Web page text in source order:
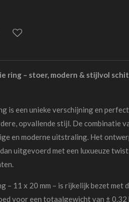
ring – stoer, modern & stijlvol
is een unieke verschijning en
opvallende stijl. De combinatie
en moderne uitstraling. Het
uitgevoerd met een luxueuze
– 11 x 20 mm – is rijkelijk bezet met
voor een totaalgewicht van ± 0.32